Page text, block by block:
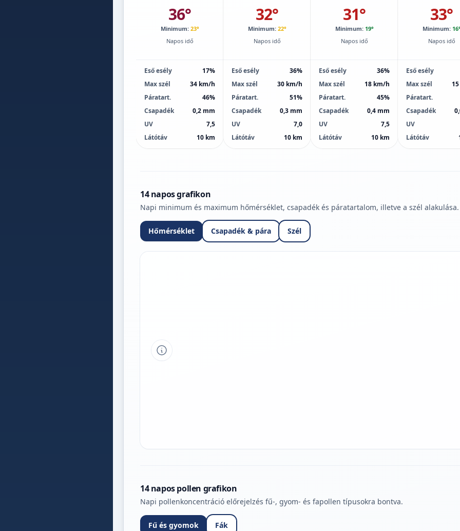
36°
Minimum: 23°
Napos idő
Eső esély
17%
Max szél
34 km/h
Páratart.
46%
Csapadék
0,2 mm
UV
7,5
Látótáv
10 km
32°
Minimum: 22°
Napos idő
Eső esély
36%
Max szél
30 km/h
Páratart.
51%
Csapadék
0,3 mm
UV
7,0
Látótáv
10 km
31°
Minimum: 19°
Napos idő
Eső esély
36%
Max szél
18 km/h
Páratart.
45%
Csapadék
0,4 mm
UV
7,5
Látótáv
10 km
33°
Minimum:
Napos idő
Eső esély
Max szél
Páratart.
Csapadék
UV
Látótáv
14 napos grafikon
Napi minimum és maximum hőmérséklet, csapadék és páratartalom, illetve a szél alakulása.
Hőmérséklet Csapadék & pára Szél
Tipp a grafikon jelmagyarázatához
14 napos pollen grafikon
Napi pollenkoncentráció előrejelzés fű-, gyom- és fapollen típusokra bontva.
Fű és gyomok Fák